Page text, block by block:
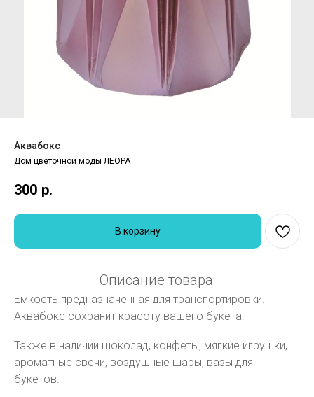
Аквабокс
Дом цветочной моды ЛЕОРА
300 р.
В корзину
Описание товара:
Емкость предназначенная для транспортировки.
Аквабокс сохранит красоту вашего букета.
Также в наличии шоколад, конфеты, мягкие игрушки,
ароматные свечи, воздушные шары, вазы для
букетов.